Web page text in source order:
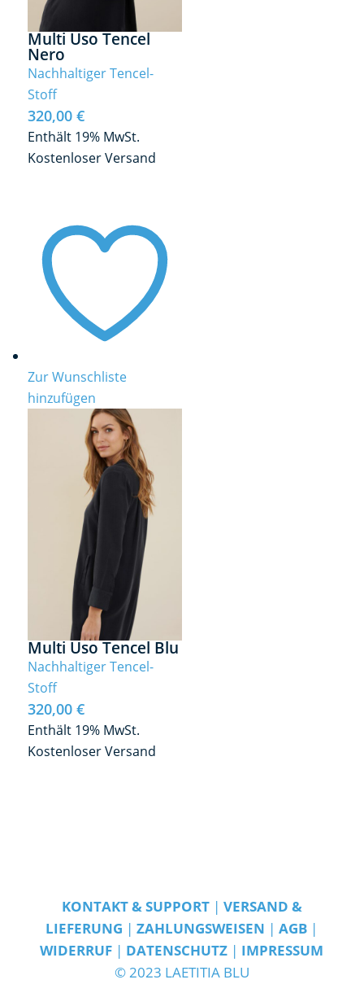
Multi Uso Tencel
Nero
Nachhaltiger Tencel-
Stoff
320,00 €
Enthält 19% MwSt.
Kostenloser Versand
Zur Wunschliste
hinzufügen
Multi Uso Tencel Blu
Nachhaltiger Tencel-
Stoff
320,00 €
Enthält 19% MwSt.
Kostenloser Versand
KONTAKT & SUPPORT| VERSAND &
LIEFERUNG |ZAHLUNGSWEISEN |AGB |
WIDERRUF | DATENSCHUTZ | IMPRESSUM
© 2023 LAETITIA BLU